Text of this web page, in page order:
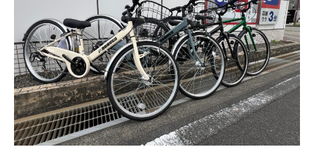
修理・メンテナンス工賃
盗難保証
SpotMateログイン